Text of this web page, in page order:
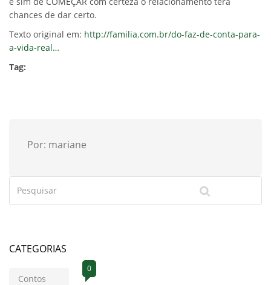
chances de dar certo.
Texto original em: http://familia.com.br/do-faz-de-conta-para-
a-vida-real…
Tag:
Por: mariane
CATEGORIAS
Contos
0